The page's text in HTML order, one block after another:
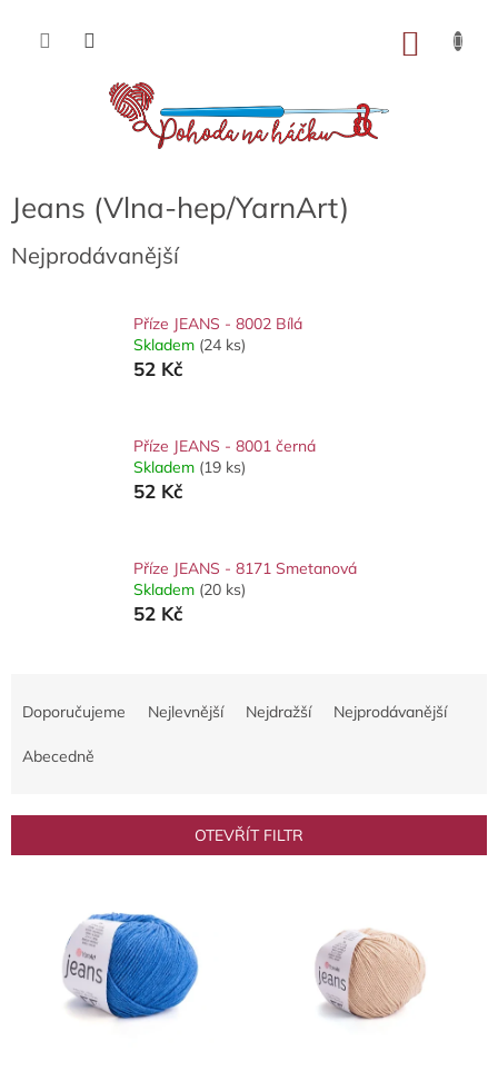
obsah
Jeans (Vlna-hep/YarnArt)
Nejprodávanější
Příze JEANS - 8002 Bílá
Skladem (24 ks)
52 Kč
Příze JEANS - 8001 černá
Skladem (19 ks)
52 Kč
Příze JEANS - 8171 Smetanová
Skladem (20 ks)
52 Kč
r
Doporučujeme Nejlevnější Nejdražší Nejprodávanější
Abecedně
OTEVŘÍT FILTR